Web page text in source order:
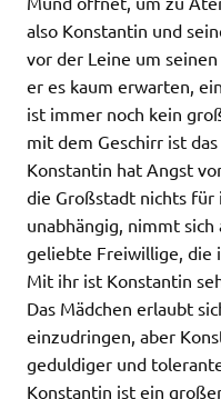
also Konstantin und
vor der Leine um
er es kaum erwarten,
ist immer noch kein
mit dem Geschirr ist
Konstantin hat Angst
die Großstadt nichts für
unabhängig, nimmt
geliebte Freiwillige, die
Mit ihr ist Konstantin
Das Mädchen erlaubt
einzudringen, aber
geduldiger und
Konstantin ist ein